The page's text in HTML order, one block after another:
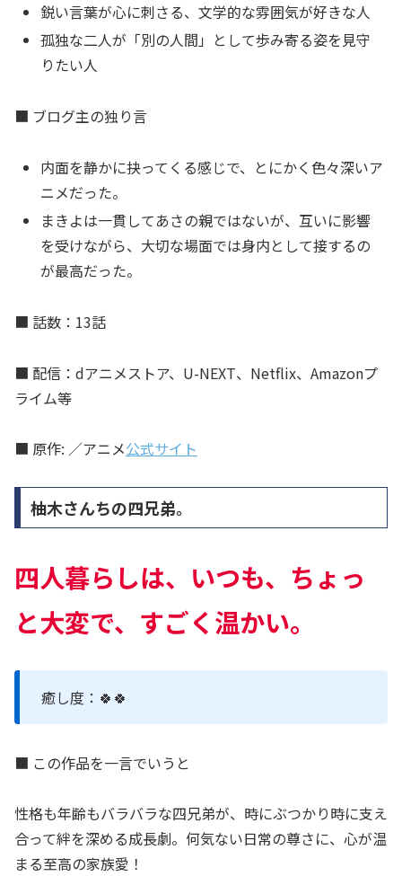
鋭い言葉が心に刺さる、文学的な雰囲気が好きな人
孤独な二人が「別の人間」として歩み寄る姿を見守
りたい人
■ ブログ主の独り言
内面を静かに抉ってくる感じで、とにかく色々深いア
ニメだった。
まきよは一貫してあさの親ではないが、互いに影響
を受けながら、大切な場面では身内として接するの
が最高だった。
■ 話数：13話
■ 配信：dアニメストア、U-NEXT、Netflix、Amazonプ
ライム等
■ 原作: ／アニメ公式サイト
柚木さんちの四兄弟。
四人暮らしは、いつも、ちょっ
と大変で、すごく温かい。
癒し度：🍀🍀
■ この作品を一言でいうと
性格も年齢もバラバラな四兄弟が、時にぶつかり時に支え
合って絆を深める成長劇。何気ない日常の尊さに、心が温
まる至高の家族愛！